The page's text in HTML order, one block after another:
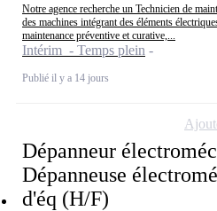
Notre agence recherche un Technicien de
des machines intégrant des éléments
maintenance préventive et curative,...
Intérim - Temps plein
Publié il y a 14 jours
Dépanneur
Dépanneuse
d'éq (H/F)